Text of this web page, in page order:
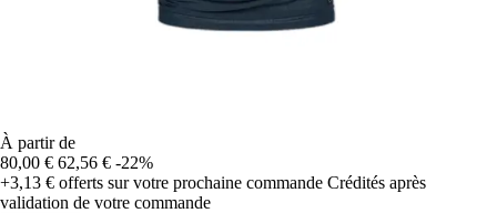
À partir de
80,00 € 62,56 € -22%
+3,13 € offerts sur votre prochaine commande Crédités après
validation de votre commande